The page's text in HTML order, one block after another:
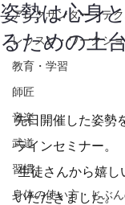
アレクサンダー・テ
レッスン・ワークシ
教育・学習
師匠
音楽
武道
習慣
身体の使い方・じぶ
姿勢は心身
るための土
先日開催した姿勢
ラインセミナー。
生徒さんから嬉しいレビュー＆感想を
いただきました。